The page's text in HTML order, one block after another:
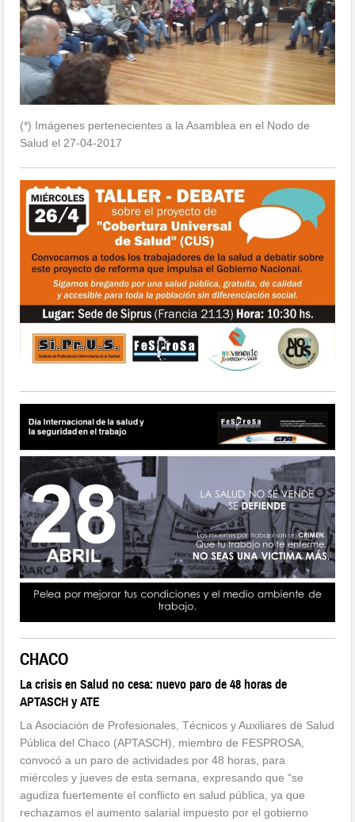
(*) Imágenes pertenecientes a la Asamblea en el Nodo de
Salud el 27-04-2017
CHACO
La crisis en Salud no cesa: nuevo paro de 48 horas de
APTASCH y ATE
La Asociación de Profesionales, Técnicos y Auxiliares de Salud
Pública del Chaco (APTASCH), miembro de FESPROSA,
convocó a un paro de actividades por 48 horas, para
miércoles y jueves de esta semana, expresando que “se
agudiza fuertemente el conflicto en salud pública, ya que
rechazamos el aumento salarial impuesto por el gobierno